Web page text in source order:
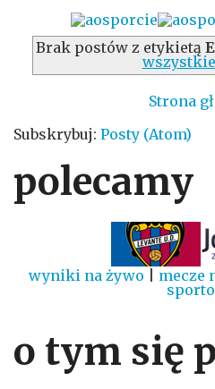
Brak postów z etykietą
Strona
Subskrybuj: Posty (Atom)
polecamy
wyniki na żywo mecze
o tym się